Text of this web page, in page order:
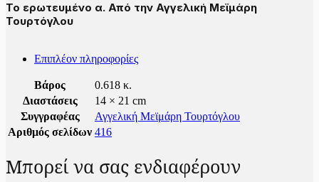
Το ερωτευμένο α. Από την Αγγελική Μεϊμάρη
Τουρτόγλου
Επιπλέον πληροφορίες
Βάρος
0.618 κ.
Διαστάσεις
14 × 21 cm
Συγγραφέας
Αγγελική Μεϊμάρη Τουρτόγλου
Αριθμός σελίδων 416
Μπορεί να σας ενδιαφέρουν